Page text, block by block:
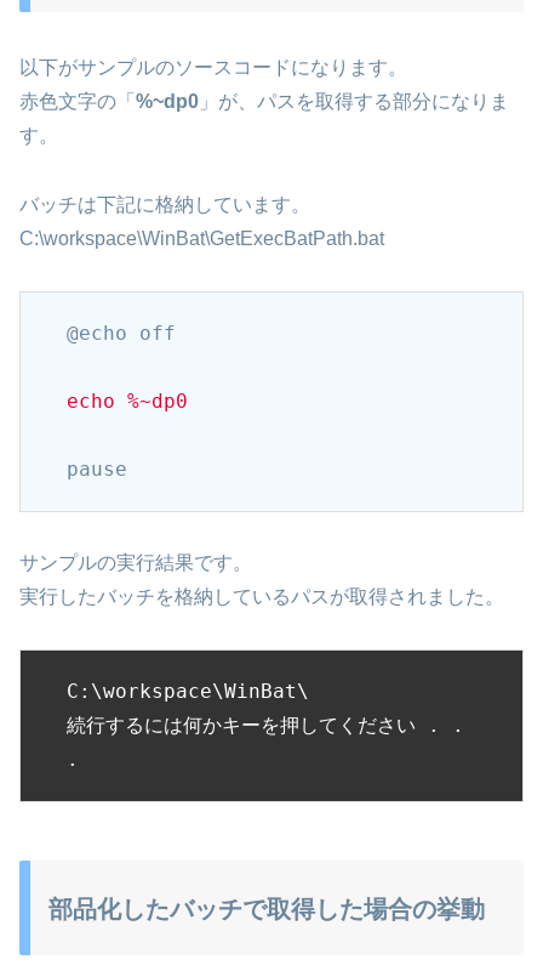
以下がサンプルのソースコードになります。
赤色文字の「 %~dp0 」が、パスを取得する部分になりま
す。
バッチは下記に格納しています。
C:\workspace\WinBat\GetExecBatPath.bat
@echo off
echo %~dp0
pause
サンプルの実行結果です。
実行したバッチを格納しているパスが取得されました。
C:\workspace\WinBat\
続行するには何かキーを押してください . .
.
部品化したバッチで取得した場合の挙動